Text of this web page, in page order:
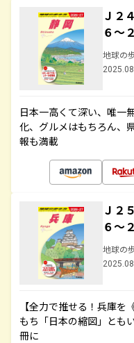
Ｊ２
６～
地球の
日本一高くて深い、唯
化、グルメはもちろん、
報も満載
Ｊ２
６～
地球の
【全力で推せる！兵庫
もち「日本の縮図」とも
冊に